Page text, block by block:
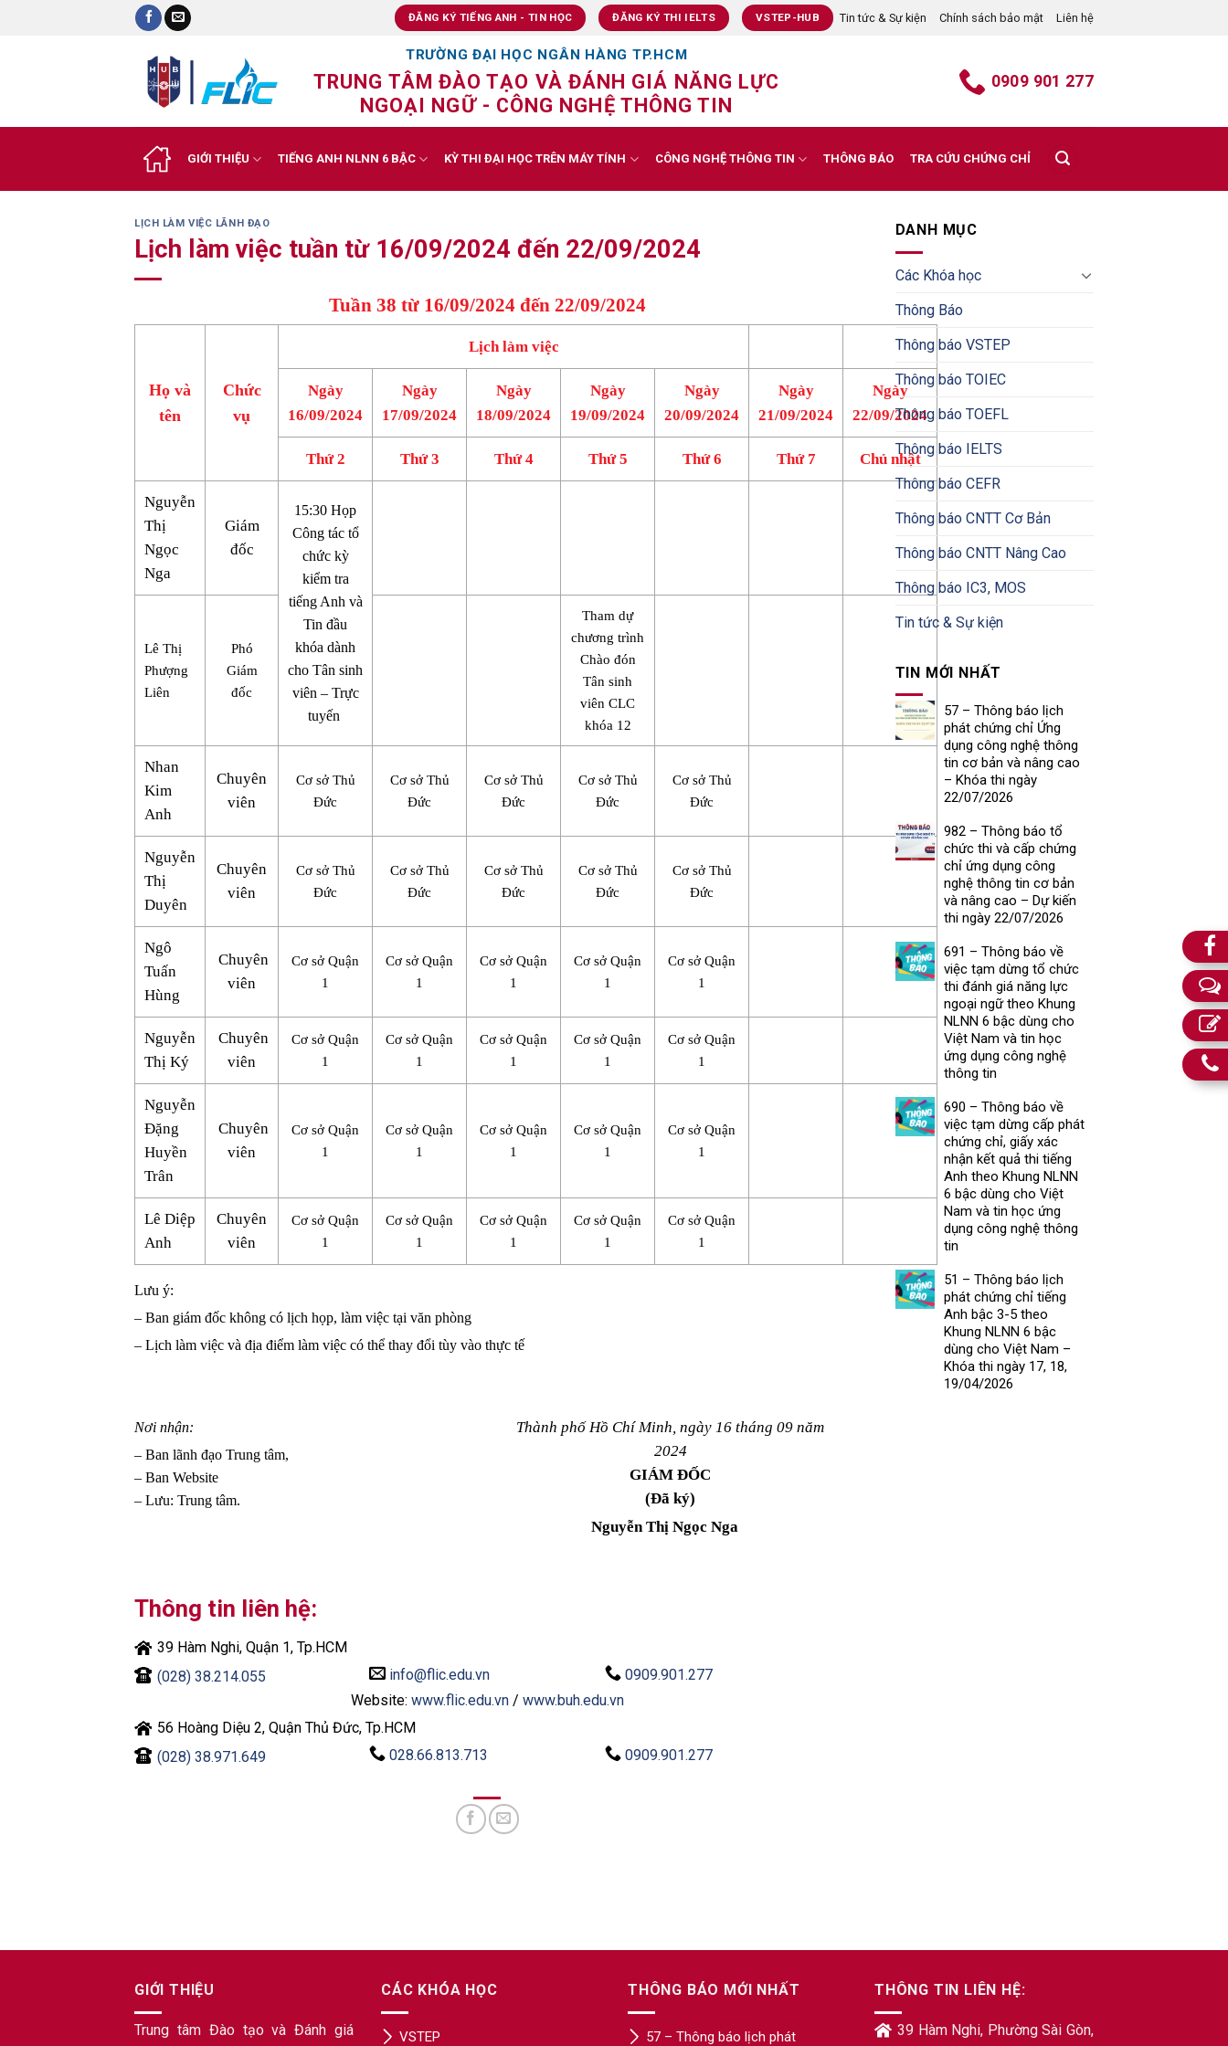
ĐĂNG KÝ TIẾNG ANH - TIN HỌC ĐĂNG KÝ THI IELTS VSTEP-HUB Tin tức & Sự kiện Chính sách bảo mật Liên hệ
TRƯỜNG ĐẠI HỌC NGÂN HÀNG TP.HCM
TRUNG TÂM ĐÀO TẠO VÀ ĐÁNH GIÁ NĂNG LỰC
NGOẠI NGỮ - CÔNG NGHỆ THÔNG TIN
0909 901 277
GIỚI THIỆU TIẾNG ANH NLNN 6 BẬC KỲ THI ĐẠI HỌC TRÊN MÁY TÍNH CÔNG NGHỆ THÔNG TIN THÔNG BÁO TRA CỨU CHỨNG CHỈ
LỊCH LÀM VIỆC LÃNH ĐẠO
Lịch làm việc tuần từ 16/09/2024 đến 22/09/2024
Tuần 38 từ 16/09/2024 đến 22/09/2024
Họ và
tên
Chức
vụ
Lịch làm việc
Ngày
16/09/2024
Ngày
17/09/2024
Ngày
18/09/2024
Ngày
19/09/2024
Ngày
20/09/2024
Ngày
21/09/2024
Ngày
22/09/2024
Thứ 2 Thứ 3 Thứ 4 Thứ 5 Thứ 6 Thứ 7 Chủ nhật
Nguyễn
Thị
Ngọc
Nga
Giám
đốc
15:30 Họp
Công tác tổ
chức kỳ
kiểm tra
tiếng Anh và
Tin đầu
khóa dành
cho Tân sinh
viên – Trực
tuyến
Lê Thị
Phượng
Liên
Phó
Giám
đốc
Tham dự
chương trình
Chào đón
Tân sinh
viên CLC
khóa 12
Nhan
Kim
Anh
Chuyên
viên
Cơ sở Thủ
Đức
Cơ sở Thủ
Đức
Cơ sở Thủ
Đức
Cơ sở Thủ
Đức
Cơ sở Thủ
Đức
Nguyễn
Thị
Duyên
Chuyên
viên
Cơ sở Thủ
Đức
Cơ sở Thủ
Đức
Cơ sở Thủ
Đức
Cơ sở Thủ
Đức
Cơ sở Thủ
Đức
Ngô
Tuấn
Hùng
Chuyên
viên
Cơ sở Quận
1
Cơ sở Quận
1
Cơ sở Quận
1
Cơ sở Quận
1
Cơ sở Quận
1
Nguyễn
Thị Ký
Chuyên
viên
Cơ sở Quận
1
Cơ sở Quận
1
Cơ sở Quận
1
Cơ sở Quận
1
Cơ sở Quận
1
Nguyễn
Đặng
Huyền
Trân
Chuyên
viên
Cơ sở Quận
1
Cơ sở Quận
1
Cơ sở Quận
1
Cơ sở Quận
1
Cơ sở Quận
1
Lê Diệp
Anh
Chuyên
viên
Cơ sở Quận
1
Cơ sở Quận
1
Cơ sở Quận
1
Cơ sở Quận
1
Cơ sở Quận
1
Lưu ý:
– Ban giám đốc không có lịch họp, làm việc tại văn phòng
– Lịch làm việc và địa điểm làm việc có thể thay đổi tùy vào thực tế
Nơi nhận:
– Ban lãnh đạo Trung tâm,
– Ban Website
– Lưu: Trung tâm.
Thành phố Hồ Chí Minh, ngày 16 tháng 09 năm
2024
GIÁM ĐỐC
(Đã ký)
Nguyễn Thị Ngọc Nga
Thông tin liên hệ:
39 Hàm Nghi, Quận 1, Tp.HCM
(028) 38.214.055
info@flic.edu.vn
0909.901.277
Website: www.flic.edu.vn/ www.buh.edu.vn
56 Hoàng Diệu 2, Quận Thủ Đức, Tp.HCM
(028) 38.971.649
028.66.813.713 0909.901.277
DANH MỤC
Các Khóa học
Thông Báo
Thông báo VSTEP
Thông báo TOIEC
Thông báo TOEFL
Thông báo IELTS
Thông báo CEFR
Thông báo CNTT Cơ Bản
Thông báo CNTT Nâng Cao
Thông báo IC3, MOS
Tin tức & Sự kiện
TIN MỚI NHẤT
57 – Thông báo lịch
phát chứng chỉ Ứng
dụng công nghệ thông
tin cơ bản và nâng cao
– Khóa thi ngày
22/07/2026
982 – Thông báo tổ
chức thi và cấp chứng
chỉ ứng dụng công
nghệ thông tin cơ bản
và nâng cao – Dự kiến
thi ngày 22/07/2026
691 – Thông báo về
việc tạm dừng tổ chức
thi đánh giá năng lực
ngoại ngữ theo Khung
NLNN 6 bậc dùng cho
Việt Nam và tin học
ứng dụng công nghệ
thông tin
690 – Thông báo về
việc tạm dừng cấp phát
chứng chỉ, giấy xác
nhận kết quả thi tiếng
Anh theo Khung NLNN
6 bậc dùng cho Việt
Nam và tin học ứng
dụng công nghệ thông
tin
51 – Thông báo lịch
phát chứng chỉ tiếng
Anh bậc 3-5 theo
Khung NLNN 6 bậc
dùng cho Việt Nam –
Khóa thi ngày 17, 18,
19/04/2026
GIỚI THIỆU
Trung tâm Đào tạo và Đánh giá
CÁC KHÓA HỌC
VSTEP
THÔNG BÁO MỚI NHẤT
57 – Thông báo lịch phát
THÔNG TIN LIÊN HỆ:
39 Hàm Nghi, Phường Sài Gòn,